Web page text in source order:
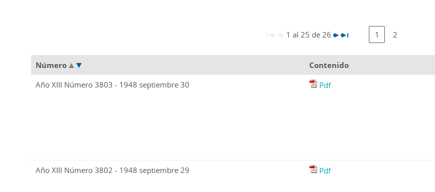
1 al 25 de 26 1 2
Número Contenido
Año XIII Número 3803 - 1948 septiembre 30
Pdf
Año XIII Número 3802 - 1948 septiembre 29 Pdf